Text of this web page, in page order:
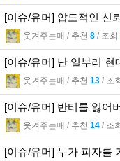
[이슈/유머] 압도적인 신
웃겨주는매 l 추천 8 l 조회
[이슈/유머] 난 일부러
웃겨주는매 l 추천 13 l 조회
[이슈/유머] 반티를 잃어
웃겨주는매 l 추천 14 l 조회
[이슈/유머] 누가 피자를